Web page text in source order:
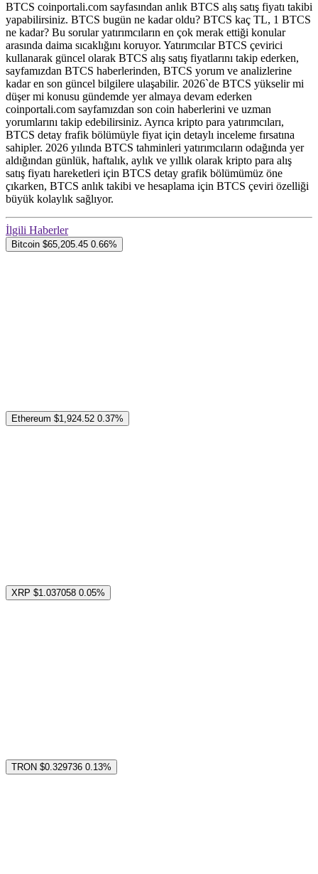
BTCS coinportali.com sayfasından anlık BTCS alış satış fiyatı takibi
yapabilirsiniz. BTCS bugün ne kadar oldu? BTCS kaç TL, 1 BTCS
ne kadar? Bu sorular yatırımcıların en çok merak ettiği konular
arasında daima sıcaklığını koruyor. Yatırımcılar BTCS çevirici
kullanarak güncel olarak BTCS alış satış fiyatlarını takip ederken,
sayfamızdan BTCS haberlerinden, BTCS yorum ve analizlerine
kadar en son güncel bilgilere ulaşabilir. 2026`de BTCS yükselir mi
düşer mi konusu gündemde yer almaya devam ederken
coinportali.com sayfamızdan son coin haberlerini ve uzman
yorumlarını takip edebilirsiniz. Ayrıca kripto para yatırımcıları,
BTCS detay frafik bölümüyle fiyat için detaylı inceleme fırsatına
sahipler. 2026 yılında BTCS tahminleri yatırımcıların odağında yer
aldığından günlük, haftalık, aylık ve yıllık olarak kripto para alış
satış fiyatı hareketleri için BTCS detay grafik bölümümüz öne
çıkarken, BTCS anlık takibi ve hesaplama için BTCS çeviri özelliği
büyük kolaylık sağlıyor.
İlgili Haberler
Bitcoin $65,205.45 0.66%
Ethereum $1,924.52 0.37%
XRP $1.037058 0.05%
TRON $0.329736 0.13%